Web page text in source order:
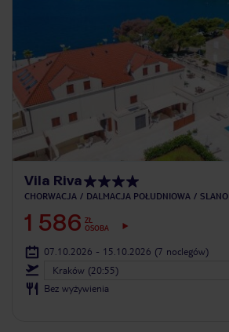
Vila Riva
CHORWACJA DALMACJA POŁUDNIOWA SLANO
1 586 ZŁ
OSOBA
07.10.2026 - 15.10.2026 (7 noclegów)
Kraków (20:55)
Bez wyżywienia